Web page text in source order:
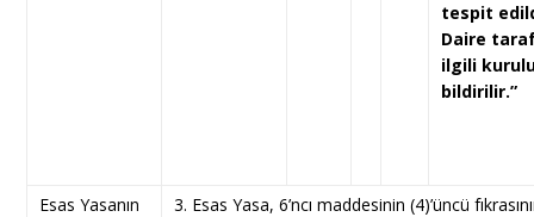
tespit
Daire
ilgili
bildirilir.”
Esas Yasanın
3. Esas Yasa, 6’ncı maddesinin (4)’üncü